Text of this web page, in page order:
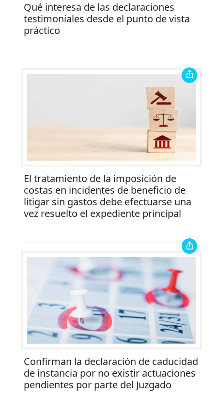
Qué interesa de las declaraciones
testimoniales desde el punto de vista
práctico
El tratamiento de la imposición de
costas en incidentes de beneficio de
litigar sin gastos debe efectuarse una
vez resuelto el expediente principal
Confirman la declaración de caducidad
de instancia por no existir actuaciones
pendientes por parte del Juzgado